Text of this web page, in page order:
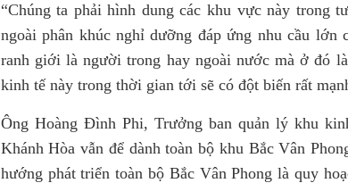
“Chúng ta phải hình dung các khu vực này trong
ngoài phân khúc nghỉ dưỡng đáp ứng nhu cầu
ranh giới là người trong hay ngoài nước mà ở đó
kinh tế này trong thời gian tới sẽ có đột biến rất
Ông Hoàng Đình Phi, Trưởng ban quản lý khu
Khánh Hòa vẫn để dành toàn bộ khu Bắc Vân
hướng phát triển toàn bộ Bắc Vân Phong là quy